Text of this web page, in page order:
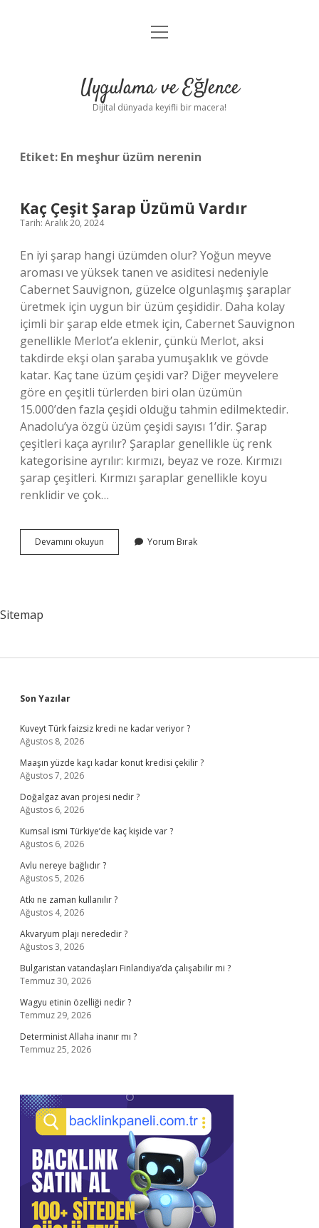
Anasayfa
Yasal Uyarı
menüyü
Uygulama ve Eğlence
Dijital dünyada keyifli bir macera!
Etiket: En meşhur üzüm nerenin
Kaç Çeşit Şarap Üzümü Vardır
Tarih: Aralık 20, 2024
En iyi şarap hangi üzümden olur? Yoğun meyve
aroması ve yüksek tanen ve asiditesi nedeniyle
Cabernet Sauvignon, güzelce olgunlaşmış şaraplar
üretmek için uygun bir üzüm çeşididir. Daha kolay
içimli bir şarap elde etmek için, Cabernet Sauvignon
genellikle Merlot’a eklenir, çünkü Merlot, aksi
takdirde ekşi olan şaraba yumuşaklık ve gövde
katar. Kaç tane üzüm çeşidi var? Diğer meyvelere
göre en çeşitli türlerden biri olan üzümün
15.000’den fazla çeşidi olduğu tahmin edilmektedir.
Anadolu’ya özgü üzüm çeşidi sayısı 1’dir. Şarap
çeşitleri kaça ayrılır? Şaraplar genellikle üç renk
kategorisine ayrılır: kırmızı, beyaz ve roze. Kırmızı
şarap çeşitleri. Kırmızı şaraplar genellikle koyu
renklidir ve çok…
Devamını okuyun
Çeşit
Yorum Bırak
Sitemap
Sidebar
Son Yazılar
Kuveyt Türk faizsiz kredi ne kadar veriyor ?
Ağustos 8, 2026
Maaşın yüzde kaçı kadar konut kredisi çekilir ?
Ağustos 7, 2026
Doğalgaz avan projesi nedir ?
Ağustos 6, 2026
Kumsal ismi Türkiye’de kaç kişide var ?
Ağustos 6, 2026
Avlu nereye bağlıdır ?
Ağustos 5, 2026
Atkı ne zaman kullanılır ?
Ağustos 4, 2026
Akvaryum plajı nerededir ?
Ağustos 3, 2026
Bulgaristan vatandaşları Finlandiya’da çalışabilir mi ?
Temmuz 30, 2026
Wagyu etinin özelliği nedir ?
Temmuz 29, 2026
Determinist Allaha inanır mı ?
Temmuz 25, 2026